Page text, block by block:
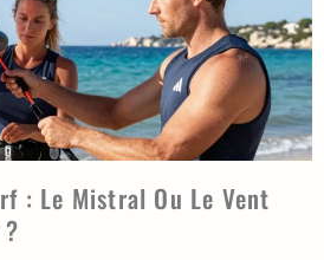
: Le Mistral Ou Le Vent